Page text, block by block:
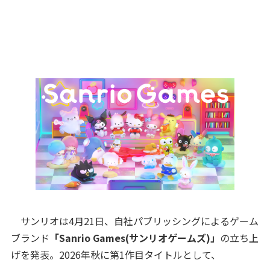
サンリオは4月21日、自社パブリッシングによるゲーム
ブランド 「Sanrio Games(サンリオゲームズ)」 の立ち上
げを発表。2026年秋に第1作目タイトルとして、